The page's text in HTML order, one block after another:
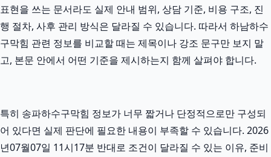
표현을 쓰는 문서라도 실제 안내 범위, 상담 기준, 비용 구조, 진
행 절차, 사후 관리 방식은 달라질 수 있습니다. 따라서 하남하수
구막힘 관련 정보를 비교할 때는 제목이나 강조 문구만 보지 말
고, 본문 안에서 어떤 기준을 제시하는지 함께 살펴야 합니다.
특히 송파하수구막힘 정보가 너무 짧거나 단정적으로만 구성되
어 있다면 실제 판단에 필요한 내용이 부족할 수 있습니다. 2026
년07월07일 11시17분 반대로 조건이 달라질 수 있는 이유, 준비